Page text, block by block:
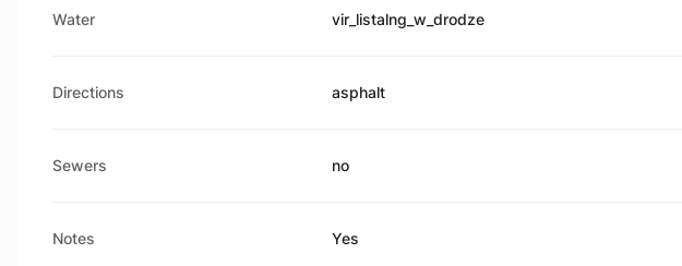
Water vir_listalng_w_drodze
Directions asphalt
Sewers no
Notes Yes